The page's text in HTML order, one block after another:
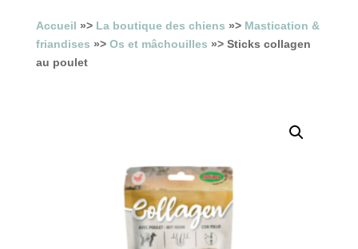
Accueil »> La boutique des chiens »> Mastication &
friandises »> Os et mâchouilles »> Sticks collagen
au poulet